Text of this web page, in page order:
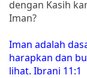
dengan Kasih
Iman?
Iman adalah
harapkan dan
lihat. Ibrani 11:1